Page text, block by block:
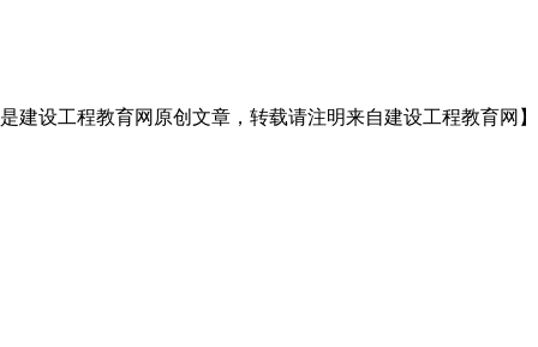
建设工程教育网原创文章，转载请注明来自建设工程教育网】